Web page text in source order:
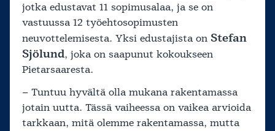
jotka edustavat 11 sopimusalaa, ja se on
vastuussa 12 työehtosopimusten
neuvottelemisesta. Yksi edustajista on Stefan
Sjölund, joka on saapunut kokoukseen
Pietarsaaresta.
– Tuntuu hyvältä olla mukana rakentamassa
jotain uutta. Tässä vaiheessa on vaikea arvioida
tarkkaan, mitä olemme rakentamassa, mutta